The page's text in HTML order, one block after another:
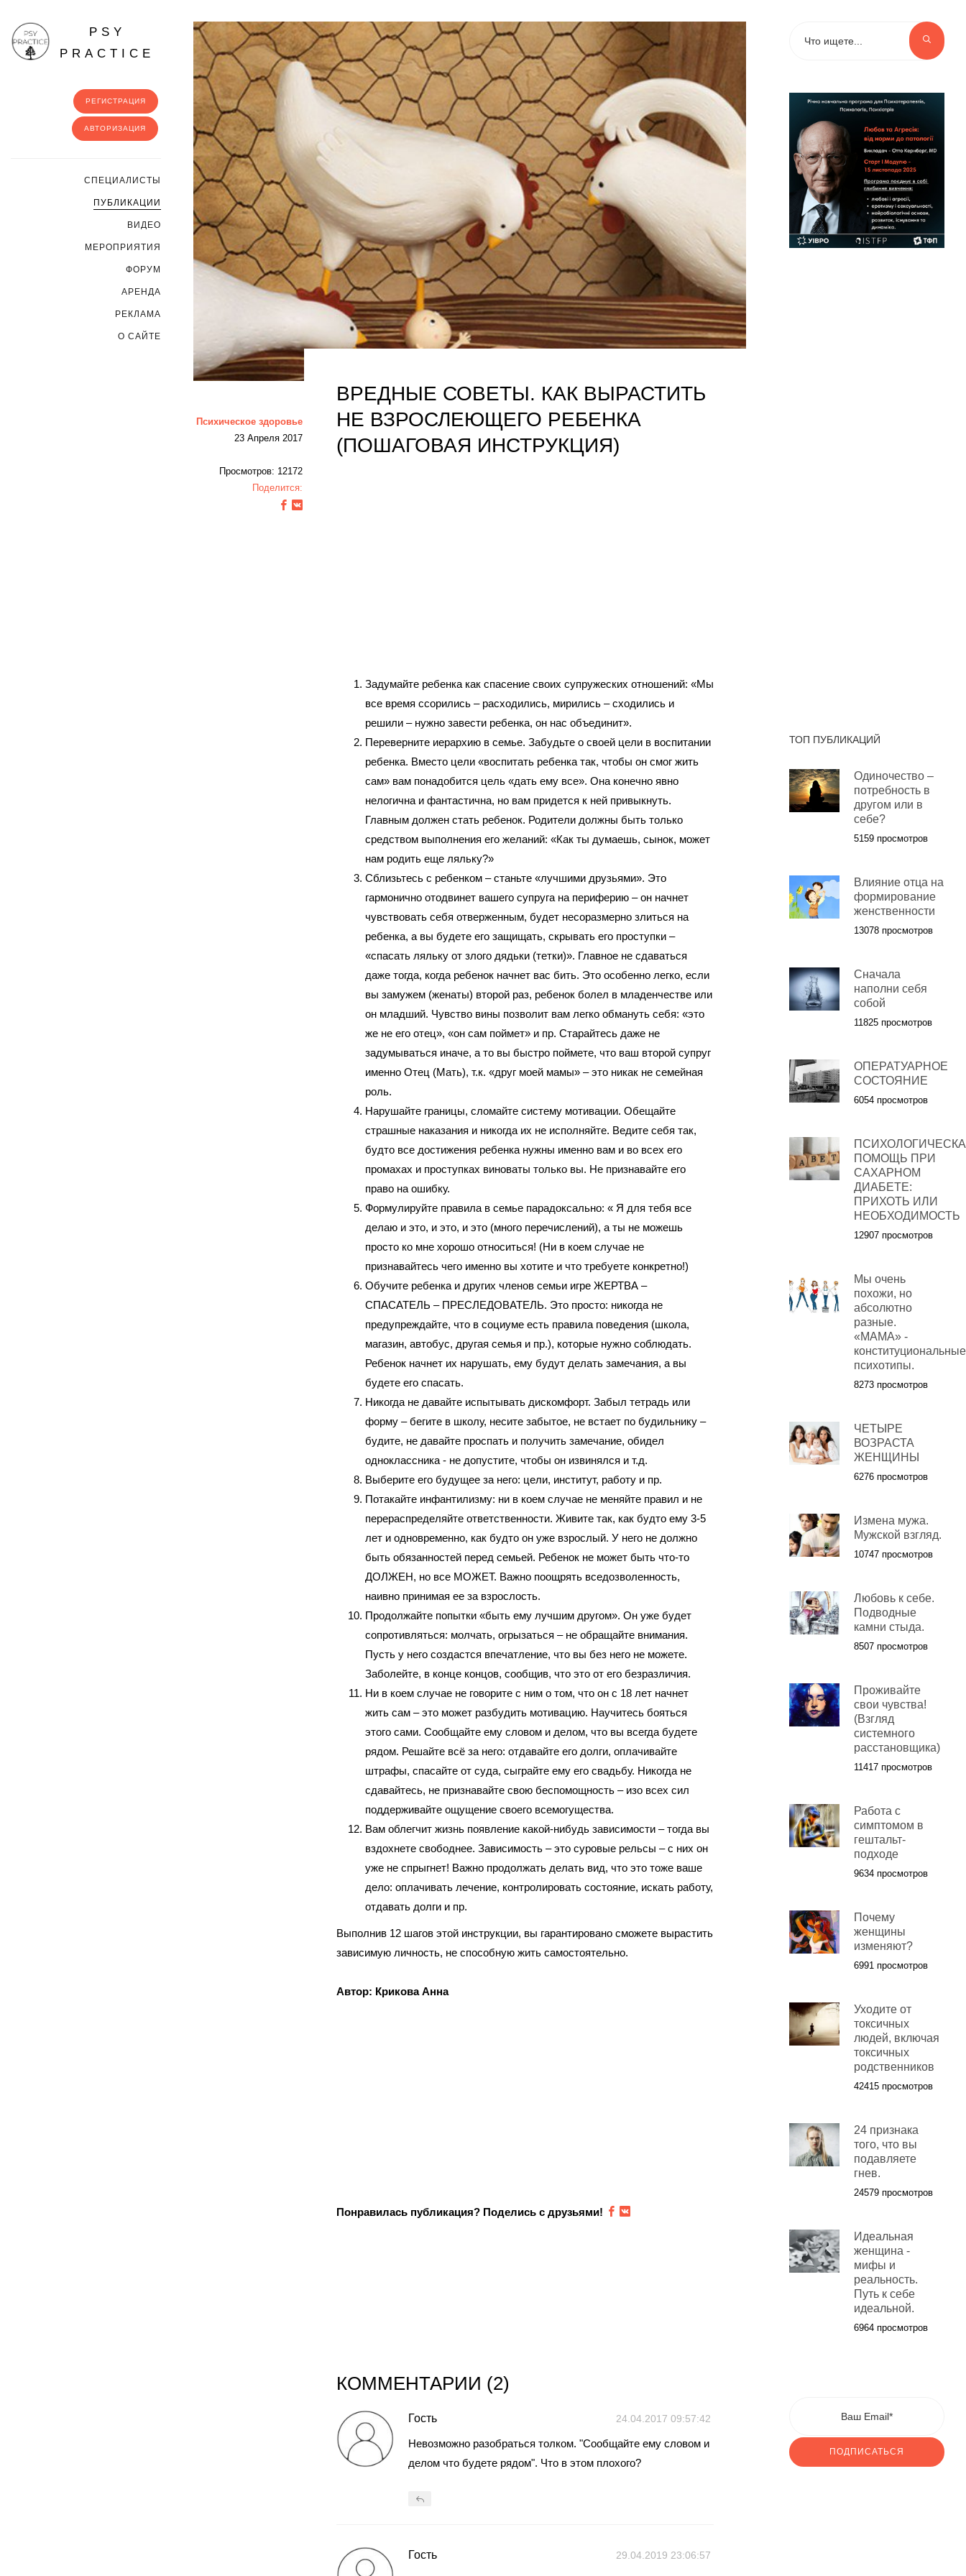
PSY
PRACTICE
РЕГИСТРАЦИЯ
АВТОРИЗАЦИЯ
CПЕЦИАЛИСТЫ
ПУБЛИКАЦИИ
ВИДЕО
МЕРОПРИЯТИЯ
ФОРУМ
АРЕНДА
РЕКЛАМА
О САЙТЕ
Психическое здоровье
23 Апреля 2017
Просмотров: 12172
Поделится:
ВРЕДНЫЕ СОВЕТЫ. КАК ВЫРАСТИТЬ
НЕ ВЗРОСЛЕЮЩЕГО РЕБЕНКА
(ПОШАГОВАЯ ИНСТРУКЦИЯ)
Задумайте ребенка как спасение своих супружеских отношений: «Мы
все время ссорились – расходились, мирились – сходились и
решили – нужно завести ребенка, он нас объединит».
Переверните иерархию в семье. Забудьте о своей цели в воспитании
ребенка. Вместо цели «воспитать ребенка так, чтобы он смог жить
сам» вам понадобится цель «дать ему все». Она конечно явно
нелогична и фантастична, но вам придется к ней привыкнуть.
Главным должен стать ребенок. Родители должны быть только
средством выполнения его желаний: «Как ты думаешь, сынок, может
нам родить еще ляльку?»
Сблизьтесь с ребенком – станьте «лучшими друзьями». Это
гармонично отодвинет вашего супруга на периферию – он начнет
чувствовать себя отверженным, будет несоразмерно злиться на
ребенка, а вы будете его защищать, скрывать его проступки –
«спасать ляльку от злого дядьки (тетки)». Главное не сдаваться
даже тогда, когда ребенок начнет вас бить. Это особенно легко, если
вы замужем (женаты) второй раз, ребенок болел в младенчестве или
он младший. Чувство вины позволит вам легко обмануть себя: «это
же не его отец», «он сам поймет» и пр. Старайтесь даже не
задумываться иначе, а то вы быстро поймете, что ваш второй супруг
именно Отец (Мать), т.к. «друг моей мамы» – это никак не семейная
роль.
Нарушайте границы, сломайте систему мотивации. Обещайте
страшные наказания и никогда их не исполняйте. Ведите себя так,
будто все достижения ребенка нужны именно вам и во всех его
промахах и проступках виноваты только вы. Не признавайте его
право на ошибку.
Формулируйте правила в семье парадоксально: « Я для тебя все
делаю и это, и это, и это (много перечислений), а ты не можешь
просто ко мне хорошо относиться! (Ни в коем случае не
признавайтесь чего именно вы хотите и что требуете конкретно!)
Обучите ребенка и других членов семьи игре ЖЕРТВА –
СПАСАТЕЛЬ – ПРЕСЛЕДОВАТЕЛЬ. Это просто: никогда не
предупреждайте, что в социуме есть правила поведения (школа,
магазин, автобус, другая семья и пр.), которые нужно соблюдать.
Ребенок начнет их нарушать, ему будут делать замечания, а вы
будете его спасать.
Никогда не давайте испытывать дискомфорт. Забыл тетрадь или
форму – бегите в школу, несите забытое, не встает по будильнику –
будите, не давайте проспать и получить замечание, обидел
одноклассника - не допустите, чтобы он извинялся и т.д.
Выберите его будущее за него: цели, институт, работу и пр.
Потакайте инфантилизму: ни в коем случае не меняйте правил и не
перераспределяйте ответственности. Живите так, как будто ему 3-5
лет и одновременно, как будто он уже взрослый. У него не должно
быть обязанностей перед семьей. Ребенок не может быть что-то
ДОЛЖЕН, но все МОЖЕТ. Важно поощрять вседозволенность,
наивно принимая ее за взрослость.
Продолжайте попытки «быть ему лучшим другом». Он уже будет
сопротивляться: молчать, огрызаться – не обращайте внимания.
Пусть у него создастся впечатление, что вы без него не можете.
Заболейте, в конце концов, сообщив, что это от его безразличия.
Ни в коем случае не говорите с ним о том, что он с 18 лет начнет
жить сам – это может разбудить мотивацию. Научитесь бояться
этого сами. Сообщайте ему словом и делом, что вы всегда будете
рядом. Решайте всё за него: отдавайте его долги, оплачивайте
штрафы, спасайте от суда, сыграйте ему его свадьбу. Никогда не
сдавайтесь, не признавайте свою беспомощность – изо всех сил
поддерживайте ощущение своего всемогущества.
Вам облегчит жизнь появление какой-нибудь зависимости – тогда вы
вздохнете свободнее. Зависимость – это суровые рельсы – с них он
уже не спрыгнет! Важно продолжать делать вид, что это тоже ваше
дело: оплачивать лечение, контролировать состояние, искать работу,
отдавать долги и пр.
Выполнив 12 шагов этой инструкции, вы гарантировано сможете вырастить
зависимую личность, не способную жить самостоятельно.
Автор: Крикова Анна
Понравилась публикация? Поделись с друзьями!
КОММЕНТАРИИ (2)
Гость 24.04.2017 09:57:42
Невозможно разобраться толком. "Сообщайте ему словом и
делом что будете рядом". Что в этом плохого?
Гость 29.04.2019 23:06:57
ТОП ПУБЛИКАЦИЙ
Одиночество –
потребность в
другом или в
себе?
5159 просмотров
Влияние отца на
формирование
женственности
13078 просмотров
Сначала
наполни себя
собой
11825 просмотров
ОПЕРАТУАРНОЕ
СОСТОЯНИЕ
6054 просмотров
ПОМОЩЬ ПРИ
САХАРНОМ
ДИАБЕТЕ:
ПРИХОТЬ ИЛИ
НЕОБХОДИМОСТЬ
12907 просмотров
Мы очень
похожи, но
абсолютно
разные.
«МАМА» -
конституциональные
психотипы.
8273 просмотров
ЧЕТЫРЕ
ВОЗРАСТА
ЖЕНЩИНЫ
6276 просмотров
Измена мужа.
Мужской взгляд.
10747 просмотров
Любовь к себе.
Подводные
камни стыда.
8507 просмотров
Проживайте
свои чувства!
(Взгляд
системного
расстановщика)
11417 просмотров
Работа с
симптомом в
гештальт-
подходе
9634 просмотров
Почему
женщины
изменяют?
6991 просмотров
Уходите от
токсичных
людей, включая
токсичных
родственников
42415 просмотров
24 признака
того, что вы
подавляете
гнев.
24579 просмотров
Идеальная
женщина -
мифы и
реальность.
Путь к себе
идеальной.
6964 просмотров
ПОДПИСАТЬСЯ